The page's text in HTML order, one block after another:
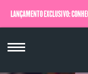
LANÇAMENTO EXCLUSIVO: